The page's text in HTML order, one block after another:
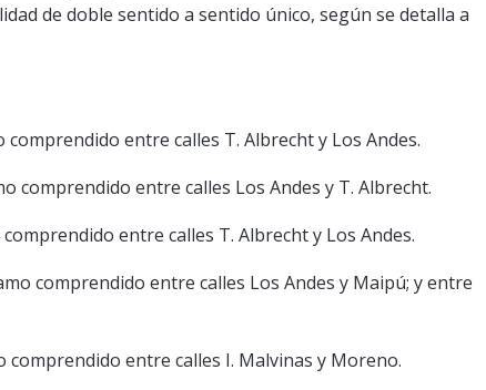
de doble sentido a sentido único, según se detalla a
entre calles T. Albrecht y Los Andes.
comprendido entre calles Los Andes y T. Albrecht.
entre calles T. Albrecht y Los Andes.
comprendido entre calles Los Andes y Maipú; y entre
comprendido entre calles I. Malvinas y Moreno.